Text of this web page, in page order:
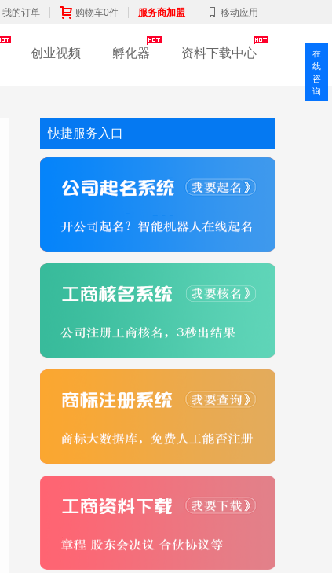
我的订单 购物车0件 服务商加盟 移动应用
创业视频 孵化器 资料下载中心
快捷服务入口
在
线
咨
询